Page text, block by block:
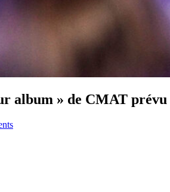
album » de CMAT